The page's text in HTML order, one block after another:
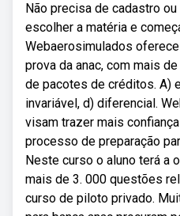
Não precisa de cadastro
escolher a matéria e
Webaerosimulados
prova da anac, com mais
de pacotes de créditos. A)
invariável, d) diferencial.
visam trazer mais
processo de preparação
Neste curso o aluno terá a
mais de 3. 000 questões
curso de piloto privado.